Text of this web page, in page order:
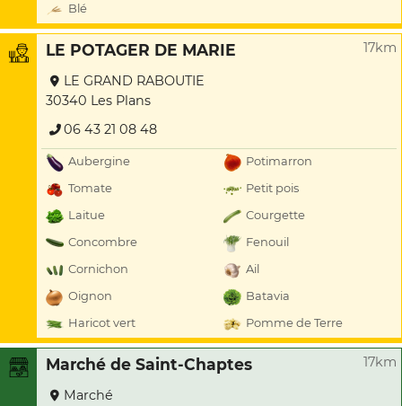
Blé
LE POTAGER DE MARIE 17km
LE GRAND RABOUTIE
30340 Les Plans
06 43 21 08 48
Aubergine
Potimarron
Tomate
Petit pois
Laitue
Courgette
Concombre
Fenouil
Cornichon
Ail
Oignon
Batavia
Haricot vert
Pomme de Terre
Marché de Saint-Chaptes 17km
Marché